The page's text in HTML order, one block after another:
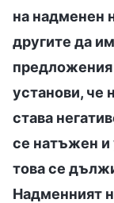
на надменен
другите да
предложения
установи, че
става
се натъжен и
това се
Надменният